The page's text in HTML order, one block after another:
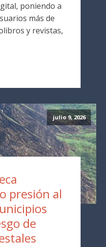
poniendo a
más de
y revistas,
julio 9, 2026
presión al
de